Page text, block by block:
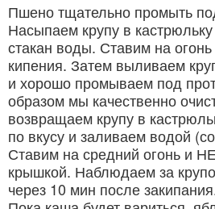
Пшено тщательно промыть
Насыпаем крупу в
стакан воды. Ставим на
кипения. Затем выливаем
и хорошо промываем под
образом мы качественно
возвращаем крупу в
по вкусу и заливаем водой
Ставим на средний огонь и
крышкой. Наблюдаем за
через 10 мин после